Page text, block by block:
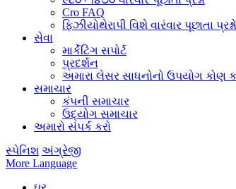
Cro FAQ
ફિઝીયોથેરાપી વિશે વારંવાર પૂછાતા પ્રશ્નો
સેવા
માર્કેટિંગ સપોર્ટ
પ્રદર્શન
અમારા લેસર સાધનોનો ઉપયોગ કોણ
સમાચાર
કંપની સમાચાર
ઉદ્યોગ સમાચાર
અમારો સંપર્ક કરો
સ્પેનિશ અંગ્રેજી
More Language